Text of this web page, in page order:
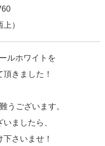
上）
ルホワイトを
きました！
うございます。
ましたら、
さいませ！